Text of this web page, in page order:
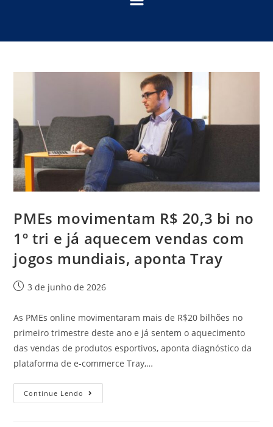
PMEs movimentam R$ 20,3 bi no
1º tri e já aquecem vendas com
jogos mundiais, aponta Tray
3 de junho de 2026
As PMEs online movimentaram mais de R$20 bilhões no
primeiro trimestre deste ano e já sentem o aquecimento
das vendas de produtos esportivos, aponta diagnóstico da
plataforma de e-commerce Tray,…
Continue Lendo